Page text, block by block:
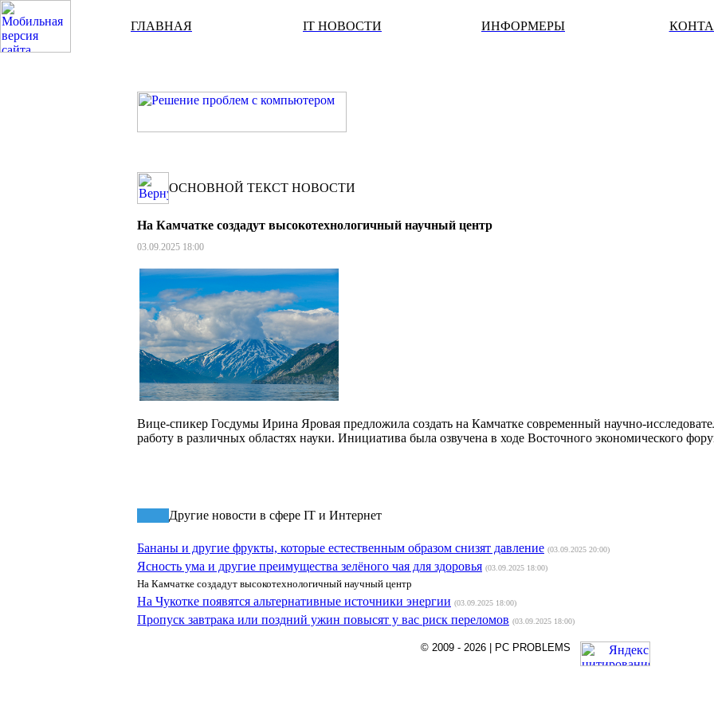
ГЛАВНАЯ IT НОВОСТИ ИНФОРМЕРЫ
ОСНОВНОЙ ТЕКСТ НОВОСТИ
На Камчатке создадут высокотехнологичный научный центр
03.09.2025 18:00
Вице-спикер Госдумы Ирина Яровая предложила создать на Камчатке современный научно-
работу в различных областях науки. Инициатива была озвучена в ходе Восточного экономического
Другие новости в сфере IT и Интернет
Бананы и другие фрукты, которые естественным образом снизят давление (03.09.2025 20:00)
Ясность ума и другие преимущества зелёного чая для здоровья (03.09.2025 18:00)
На Камчатке создадут высокотехнологичный научный центр
На Чукотке появятся альтернативные источники энергии (03.09.2025 18:00)
Пропуск завтрака или поздний ужин повысят у вас риск переломов (03.09.2025 18:00)
© 2009 - 2026 | PC PROBLEMS